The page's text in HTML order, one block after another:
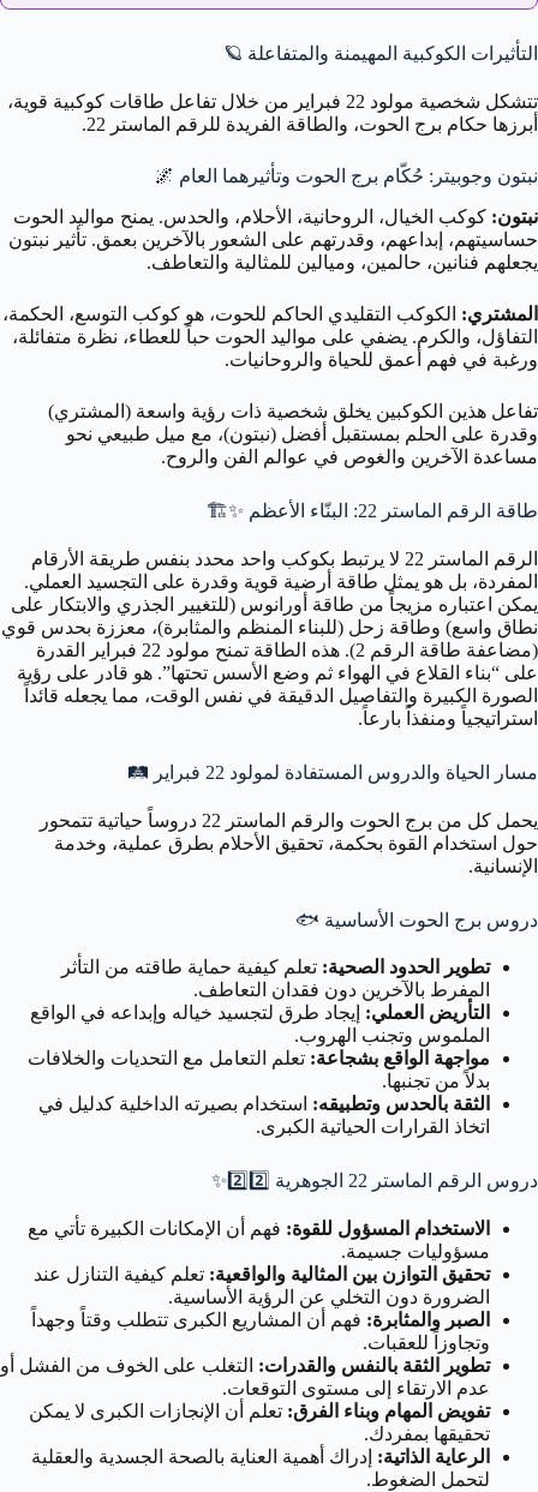
التأثيرات الكوكبية المهيمنة والمتفاعلة 🪐
تتشكل شخصية مولود 22 فبراير من خلال تفاعل طاقات كوكبية قوية،
أبرزها حكام برج الحوت، والطاقة الفريدة للرقم الماستر 22.
نبتون وجوبيتر: حُكّام برج الحوت وتأثيرهما العام 🌌
نبتون: كوكب الخيال، الروحانية، الأحلام، والحدس. يمنح مواليد الحوت
حساسيتهم، إبداعهم، وقدرتهم على الشعور بالآخرين بعمق. تأثير نبتون
يجعلهم فنانين، حالمين، وميالين للمثالية والتعاطف.
المشتري: الكوكب التقليدي الحاكم للحوت، هو كوكب التوسع، الحكمة،
التفاؤل، والكرم. يضفي على مواليد الحوت حباً للعطاء، نظرة متفائلة،
ورغبة في فهم أعمق للحياة والروحانيات.
تفاعل هذين الكوكبين يخلق شخصية ذات رؤية واسعة (المشتري)
وقدرة على الحلم بمستقبل أفضل (نبتون)، مع ميل طبيعي نحو
مساعدة الآخرين والغوص في عوالم الفن والروح.
طاقة الرقم الماستر 22: البنّاء الأعظم ✨🏗️
الرقم الماستر 22 لا يرتبط بكوكب واحد محدد بنفس طريقة الأرقام
المفردة، بل هو يمثل طاقة أرضية قوية وقدرة على التجسيد العملي.
يمكن اعتباره مزيجاً من طاقة أورانوس (للتغيير الجذري والابتكار على
نطاق واسع) وطاقة زحل (للبناء المنظم والمثابرة)، معززة بحدس قوي
(مضاعفة طاقة الرقم 2). هذه الطاقة تمنح مولود 22 فبراير القدرة
على “بناء القلاع في الهواء ثم وضع الأسس تحتها”. هو قادر على رؤية
الصورة الكبيرة والتفاصيل الدقيقة في نفس الوقت، مما يجعله قائداً
استراتيجياً ومنفذاً بارعاً.
مسار الحياة والدروس المستفادة لمولود 22 فبراير 🛤️
يحمل كل من برج الحوت والرقم الماستر 22 دروساً حياتية تتمحور
حول استخدام القوة بحكمة، تحقيق الأحلام بطرق عملية، وخدمة
الإنسانية.
دروس برج الحوت الأساسية 🐟
تطوير الحدود الصحية: تعلم كيفية حماية طاقته من التأثر
المفرط بالآخرين دون فقدان التعاطف.
التأريض العملي: إيجاد طرق لتجسيد خياله وإبداعه في الواقع
الملموس وتجنب الهروب.
مواجهة الواقع بشجاعة: تعلم التعامل مع التحديات والخلافات
بدلاً من تجنبها.
الثقة بالحدس وتطبيقه: استخدام بصيرته الداخلية كدليل في
اتخاذ القرارات الحياتية الكبرى.
دروس الرقم الماستر 22 الجوهرية 2️⃣2️⃣✨
الاستخدام المسؤول للقوة: فهم أن الإمكانات الكبيرة تأتي مع
مسؤوليات جسيمة.
تحقيق التوازن بين المثالية والواقعية: تعلم كيفية التنازل عند
الضرورة دون التخلي عن الرؤية الأساسية.
الصبر والمثابرة: فهم أن المشاريع الكبرى تتطلب وقتاً وجهداً
وتجاوزاً للعقبات.
تطوير الثقة بالنفس والقدرات: التغلب على الخوف من الفشل أو
عدم الارتقاء إلى مستوى التوقعات.
تفويض المهام وبناء الفرق: تعلم أن الإنجازات الكبرى لا يمكن
تحقيقها بمفردك.
الرعاية الذاتية: إدراك أهمية العناية بالصحة الجسدية والعقلية
لتحمل الضغوط.